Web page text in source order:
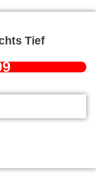
Tief